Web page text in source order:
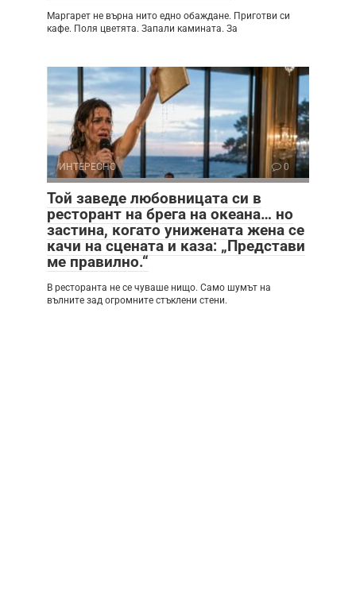
Маргарет не върна нито едно обаждане. Приготви си
кафе. Поля цветята. Запали камината. За
ИНТЕРЕСНО 0
Той заведе любовницата си в
ресторант на брега на океана… но
застина, когато унижената жена се
качи на сцената и каза: „Представи
ме правилно.“
В ресторанта не се чуваше нищо. Само шумът на
вълните зад огромните стъклени стени.